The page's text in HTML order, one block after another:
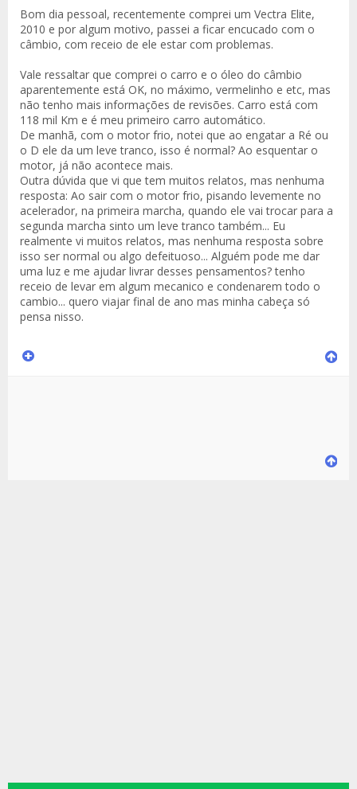
Bom dia pessoal, recentemente comprei um Vectra Elite,
2010 e por algum motivo, passei a ficar encucado com o
câmbio, com receio de ele estar com problemas.
Vale ressaltar que comprei o carro e o óleo do câmbio
aparentemente está OK, no máximo, vermelinho e etc, mas
não tenho mais informações de revisões. Carro está com
118 mil Km e é meu primeiro carro automático.
De manhã, com o motor frio, notei que ao engatar a Ré ou
o D ele da um leve tranco, isso é normal? Ao esquentar o
motor, já não acontece mais.
Outra dúvida que vi que tem muitos relatos, mas nenhuma
resposta: Ao sair com o motor frio, pisando levemente no
acelerador, na primeira marcha, quando ele vai trocar para a
segunda marcha sinto um leve tranco também... Eu
realmente vi muitos relatos, mas nenhuma resposta sobre
isso ser normal ou algo defeituoso... Alguém pode me dar
uma luz e me ajudar livrar desses pensamentos? tenho
receio de levar em algum mecanico e condenarem todo o
cambio... quero viajar final de ano mas minha cabeça só
pensa nisso.